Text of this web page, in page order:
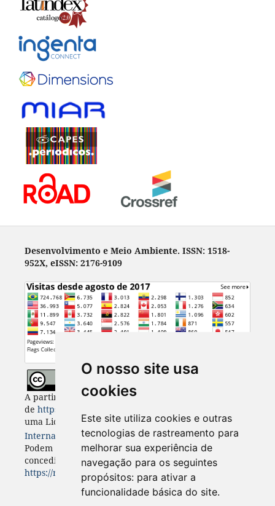
O nosso site usa
cookies
Este site utiliza cookies e outras
tecnologias de rastreamento para
melhorar sua experiência de
navegação para os seguintes
propósitos: para ativar a
funcionalidade básica do site.
Desenvolvimento e Meio Ambiente. ISSN: 1518-
952X, eISSN: 2176-9109
A partir de 2023, Desenvolvimento e Meio Ambiente
de https://revistas.ufpr.br/made
uma Licença
Creative Commons - Atribuição 4.0
Internacional . CC BY 4.0
Podem estar disponíveis autorizações adicionais às
concedidas no âmbito desta licença em
https://revistas.ufpr.br/made/about.